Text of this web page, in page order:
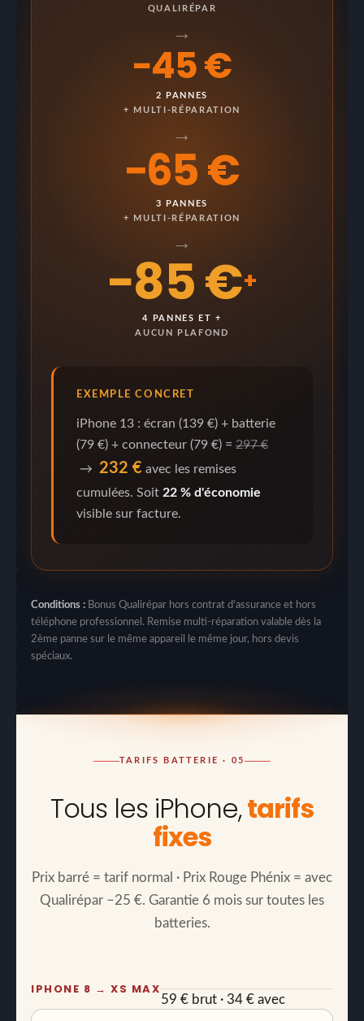
QUALIRÉPAR
→
−45 €
2 PANNES
+ MULTI-RÉPARATION
→
−65 €
3 PANNES
+ MULTI-RÉPARATION
→
−85 €+
4 PANNES ET +
AUCUN PLAFOND
EXEMPLE CONCRET
iPhone 13 : écran (139 €) + batterie
(79 €) + connecteur (79 €) = 297 €
→ 232 € avec les remises
cumulées. Soit 22 % d'économie
visible sur facture.
Conditions : Bonus Qualirépar hors contrat d'assurance et hors
téléphone professionnel. Remise multi-réparation valable dès la
2ème panne sur le même appareil le même jour, hors devis
spéciaux.
TARIFS BATTERIE · 05
Tous les iPhone,tarifs
fixes
Prix barré = tarif normal · Prix Rouge Phénix = avec
Qualirépar −25 €. Garantie 6 mois sur toutes les
batteries.
IPHONE 8 → XS MAX
59 € brut · 34 € avec